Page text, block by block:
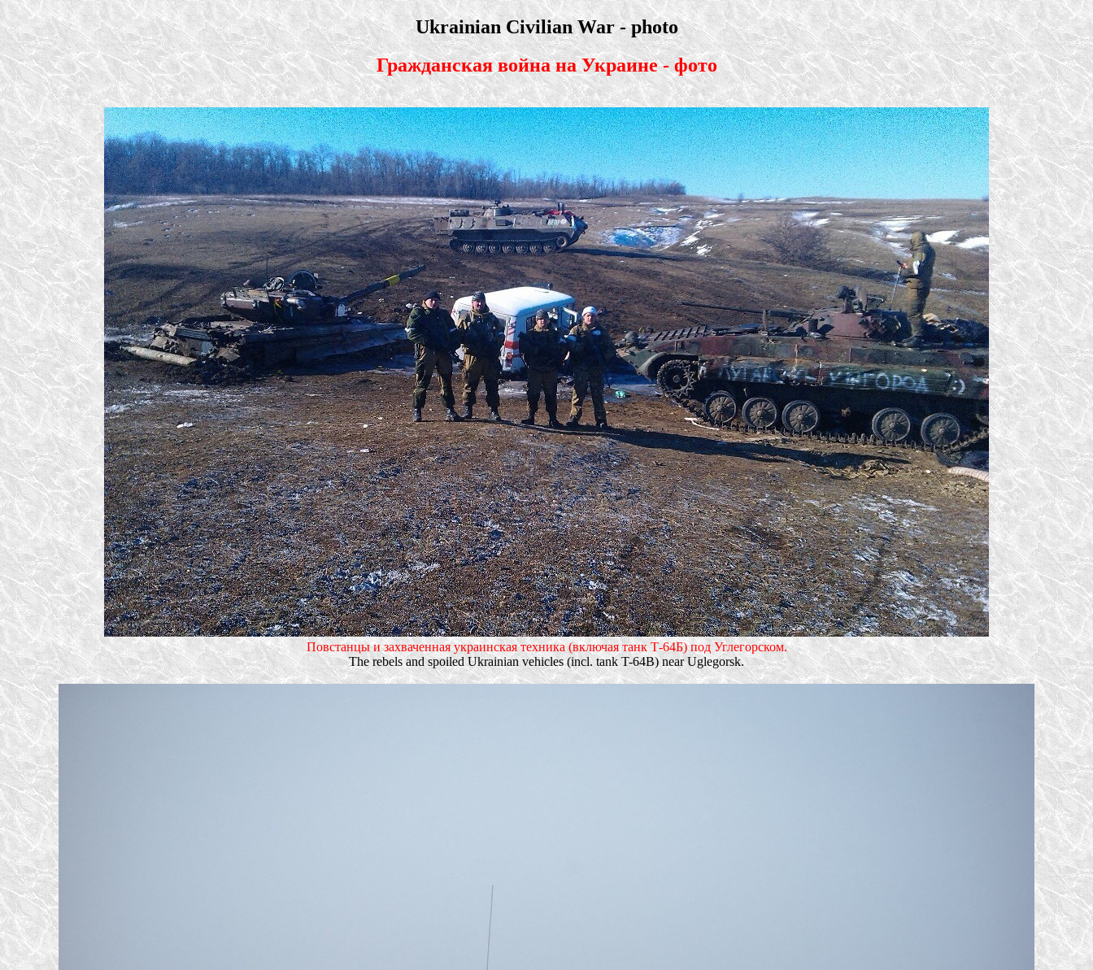
Ukrainian Civilian War - photo
Гражданская война на Украине - фото
Повстанцы и захваченная украинская техника (включая танк Т-64Б) под Углегорском.
The rebels and spoiled Ukrainian vehicles (incl. tank T-64B) near Uglegorsk.